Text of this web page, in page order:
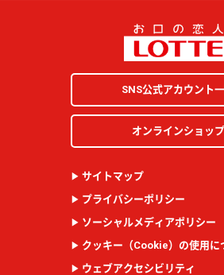
SNS公式アカウント
オンラインショップ
サイトマップ
プライバシーポリシー
ソーシャルメディアポリシー
クッキー（Cookie）の使用に
ウェブアクセシビリティ